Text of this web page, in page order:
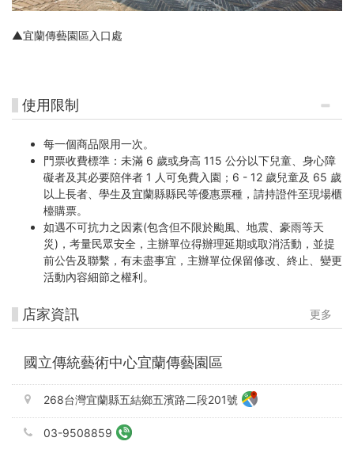
▲宜蘭傳藝園區入口處
使用限制
每一個商品限用一次。
門票收費標準：未滿 6 歲或身高 115 公分以下兒童、身心障
礙者及其必要陪伴者 1 人可免費入園；6 - 12 歲兒童及 65 歲
以上長者、學生及宜蘭縣縣民等優惠票種，請持證件至現場櫃
檯購票。
如遇不可抗力之因素(包含但不限於颱風、地震、豪雨等天
災)，考量民眾安全，主辦單位得辦理延期或取消活動，並提
前公告及聯繫，有未盡事宜，主辦單位保留修改、終止、變更
活動內容細節之權利。
店家資訊 更多
國立傳統藝術中心宜蘭傳藝園區
268台灣宜蘭縣五結鄉五濱路二段201號
03-9508859